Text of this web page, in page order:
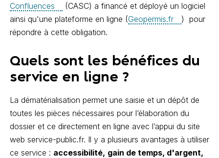
Confluences
(CASC) a financé et déployé un logiciel
ainsi qu'une plateforme en ligne (Geopermis.fr
) pour
répondre à cette obligation.
Quels sont les bénéfices du
service en ligne ?
La dématérialisation permet une saisie et un dépôt de
toutes les pièces nécessaires pour l’élaboration du
dossier et ce directement en ligne avec l’appui du site
web service-public.fr. Il y a plusieurs avantages à utiliser
ce service : accessibilité, gain de temps, d'argent,